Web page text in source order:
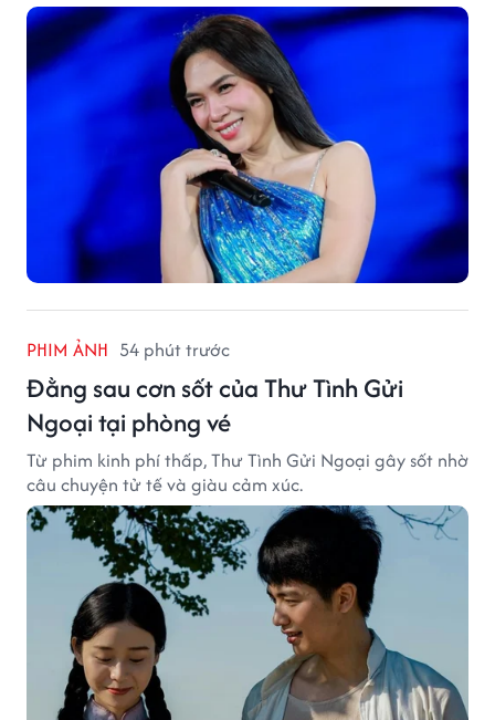
PHIM ẢNH 54 phút trước
Đằng sau cơn sốt của Thư Tình Gửi
Ngoại tại phòng vé
Từ phim kinh phí thấp, Thư Tình Gửi Ngoại gây sốt nhờ
câu chuyện tử tế và giàu cảm xúc.